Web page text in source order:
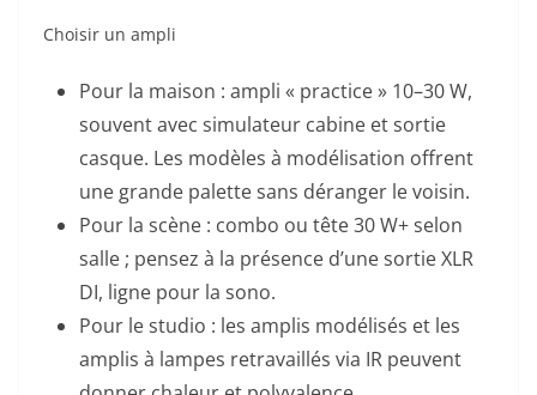
Choisir un ampli
Pour la maison : ampli « practice » 10–30 W,
souvent avec simulateur cabine et sortie
casque. Les modèles à modélisation offrent
une grande palette sans déranger le voisin.
Pour la scène : combo ou tête 30 W+ selon
salle ; pensez à la présence d’une sortie XLR
DI, ligne pour la sono.
Pour le studio : les amplis modélisés et les
amplis à lampes retravaillés via IR peuvent